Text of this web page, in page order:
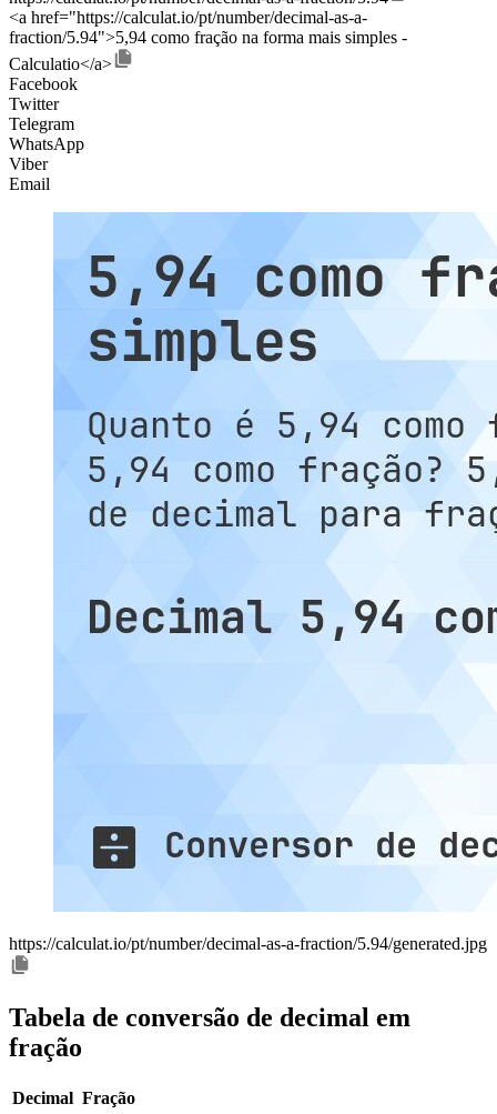
<a href="https://calculat.io/pt/number/decimal-as-a-
fraction/5.94">5,94 como fração na forma mais simples -
Calculatio</a>
Facebook
Twitter
Telegram
WhatsApp
Viber
Email
https://calculat.io/pt/number/decimal-as-a-fraction/5.94/generated.jpg
Tabela de conversão de decimal em
fração
Decimal Fração